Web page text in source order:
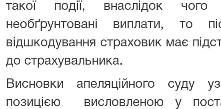
такої події, внаслідок
необґрунтовані виплати, то
відшкодування страховик має
до страхувальника.
Висновки апеляційного суду
позицією висловленою у